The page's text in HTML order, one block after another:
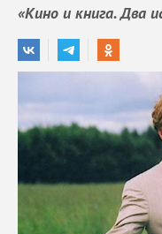
«Кино и книга. Два